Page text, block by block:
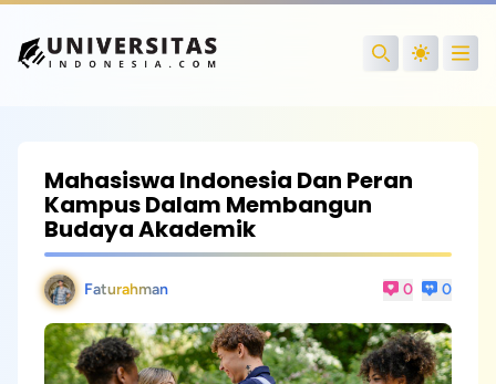
Search
Mahasiswa Indonesia Dan Peran
Kampus Dalam Membangun
Budaya Akademik
Faturahman 0 0